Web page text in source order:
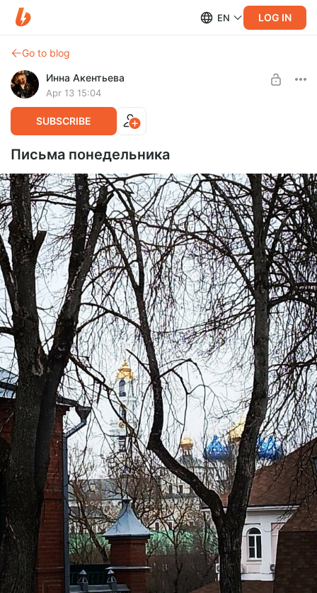
EN LOG IN
Go to blog
Инна Акентьева
Apr 13 15:04
SUBSCRIBE
Письма понедельника